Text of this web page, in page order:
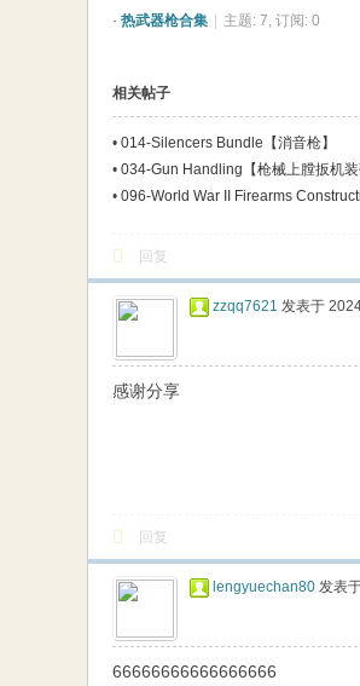
· 热武器枪合集 主题: 7, 订阅: 0
相关帖子
• 014-Silencers Bundle【消音枪】
• 034-Gun Handling【枪械上膛扳机装
• 096-World War II Firearms
回复
zzqq7621 发表于
感谢分享
回复
lengyuechan80 发表
66666666666666666